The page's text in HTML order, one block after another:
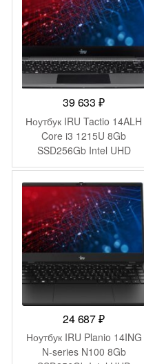
39 633₽
Ноутбук IRU Tactio 14ALH
Core i3 1215U 8Gb
SSD256Gb Intel UHD
Graphics 14″ IPS FHD
(1920×1080) Windows 11
Pro Multi Language 64 grey
WiFi BT Cam 4000mAh
(2059058)
24 687₽
Ноутбук IRU Planio 14ING
N-series N100 8Gb